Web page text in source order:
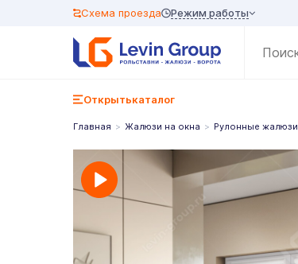
Схема проезда Режим работы
Открытькаталог
Главная Жалюзи на окна Рулонные жалюзи